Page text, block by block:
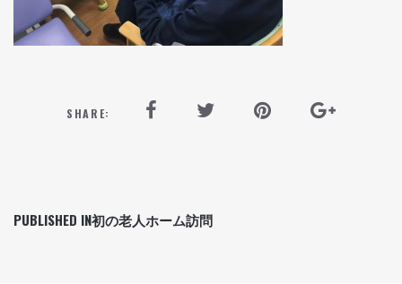
SHARE:
PUBLISHED IN初の老人ホーム訪問